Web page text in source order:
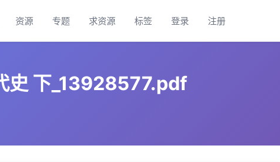
资源 专题 求资源 标签 登录 注册
史 下_13928577.pdf